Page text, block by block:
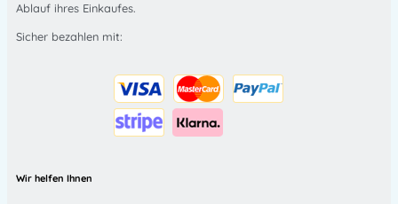
Ablauf ihres Einkaufes.
Sicher bezahlen mit:
Wir helfen Ihnen